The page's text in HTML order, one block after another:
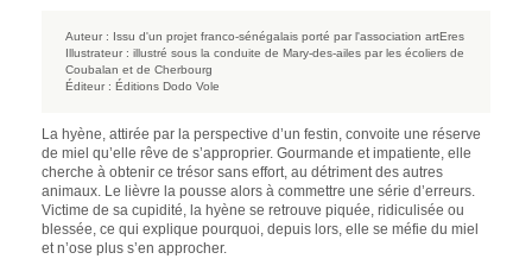
Auteur : Issu d'un projet franco-sénégalais porté par l'association artEres
Illustrateur : illustré sous la conduite de Mary-des-ailes par les écoliers de
Coubalan et de Cherbourg
Éditeur : Éditions Dodo Vole
La hyène, attirée par la perspective d’un festin, convoite une réserve
de miel qu’elle rêve de s’approprier. Gourmande et impatiente, elle
cherche à obtenir ce trésor sans effort, au détriment des autres
animaux. Le lièvre la pousse alors à commettre une série d’erreurs.
Victime de sa cupidité, la hyène se retrouve piquée, ridiculisée ou
blessée, ce qui explique pourquoi, depuis lors, elle se méfie du miel
et n’ose plus s’en approcher.